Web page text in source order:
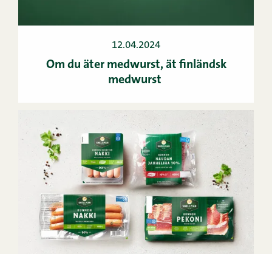
12.04.2024
Om du äter medwurst, ät finländsk
medwurst